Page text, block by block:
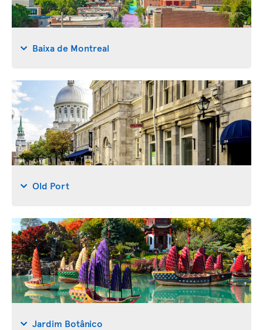
Baixa de Montreal
Old Port
Jardim Botânico